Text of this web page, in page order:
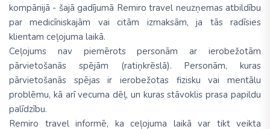
kompānijā - šajā gadījumā Remiro travel neuzņemas atbildību
par medicīniskajām vai citām izmaksām, ja tās radīsies
klientam ceļojuma laikā.
Ceļojums nav piemērots personām ar ierobežotām
pārvietošanās spējām (ratiņkrēslā). Personām, kuras
pārvietošanās spējas ir ierobežotas fizisku vai mentālu
problēmu, kā arī vecuma dēļ, un kuras stāvoklis prasa papildu
palīdzību.
Remiro travel informē, ka ceļojuma laikā var tikt veikta